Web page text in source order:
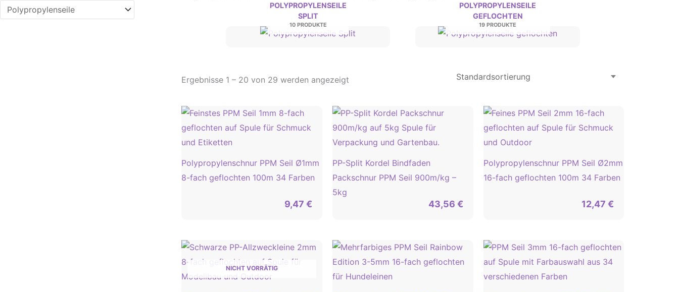
POLYPROPYLENSEILE
SPLIT
10 PRODUKTE
POLYPROPYLENSEILE
GEFLOCHTEN
19 PRODUKTE
Ergebnisse 1 – 20 von 29 werden angezeigt
Polypropylenschnur PPM Seil Ø1mm
8-fach geflochten 100m 34 Farben
9,47€
PP-Split Kordel Bindfaden
Packschnur PPM Seil 900m/kg –
5kg
43,56 €
Polypropylenschnur PPM Seil Ø2mm
16-fach geflochten 100m 34 Farben
12,47€
NICHT VORRÄTIG